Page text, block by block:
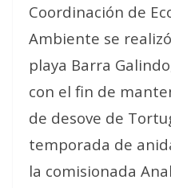
Coordinación de
Ambiente se
playa Barra
con el fin de
de desove de
temporada de
la comisionada